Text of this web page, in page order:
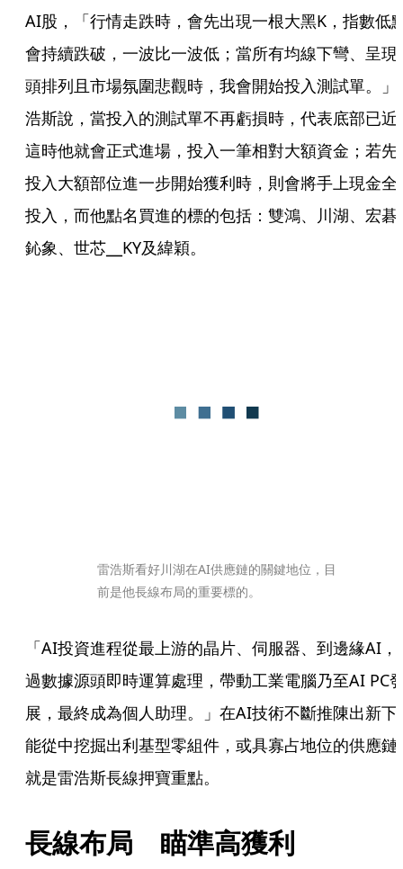
AI股，「行情走跌時，會先出現一根大黑K，指數低
會持續跌破，一波比一波低；當所有均線下彎、呈現
頭排列且市場氛圍悲觀時，我會開始投入測試單。」
浩斯說，當投入的測試單不再虧損時，代表底部已近
這時他就會正式進場，投入一筆相對大額資金；若先
投入大額部位進一步開始獲利時，則會將手上現金全
投入，而他點名買進的標的包括：雙鴻、川湖、宏碁
鈊象、世芯╴KY及緯穎。
雷浩斯看好川湖在AI供應鏈的關鍵地位，目
前是他長線布局的重要標的。
「AI投資進程從最上游的晶片、伺服器、到邊緣AI，
過數據源頭即時運算處理，帶動工業電腦乃至AI PC
展，最終成為個人助理。」在AI技術不斷推陳出新下
能從中挖掘出利基型零組件，或具寡占地位的供應鏈
就是雷浩斯長線押寶重點。
長線布局　瞄準高獲利